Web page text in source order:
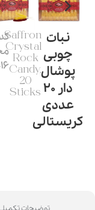
نبات
چوبی
پوشال
دار 20
عددی
کریستالی
Saffron
Crystal
Rock
Candy,
20
Sticks
کد